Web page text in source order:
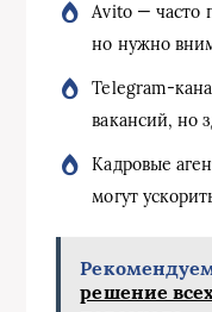
Avito — часто
но нужно
Telegram-
вакансий, но
Кадровые
могут
решение